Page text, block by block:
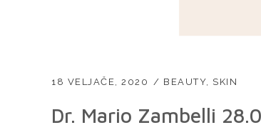
18 VELJAČE, 2020 BEAUTY, SKIN
Dr. Mario Zambelli